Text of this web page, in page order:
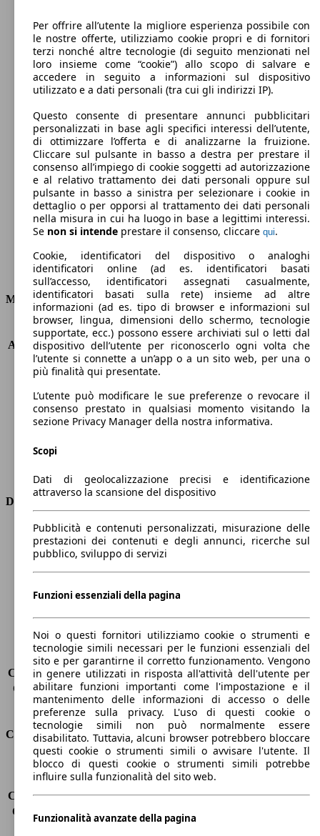
Benzina
Carburante
156 g/km
Emissioni di CO2 (combinato)*
Consumi
Motore e Prestazioni
KW (PS)
75 kW (102 PS)
Accelerazione (0-100 km/h)
12.7s
Velocità massima (km/h)
170 km/h
Numero di marce
5
Coppia
156 nm
Cilindrata
1598 ccm
Carburante
Benzina
Trasmissione
Dimensioni
Lunghezza
4360 mm
Altezza
1810 mm
Larghezza
Peso massimo
-
Sedili
5
Carico sul tetto
-
Capacità di traino (senza freni) -
Capacità di traino (con freni)
-
Volume del bagagliaio
800 - 3000 l
Consumi
Emissioni di CO2*
156 g/km (komb.)
Consumo (urbano)
-
Consumo (extra-urbano) -
Consumo (combinato)*
6.8 l/100km
Per offrire all’utente la migliore esperienza possibile con
le nostre offerte, utilizziamo cookie propri e di fornitori
terzi nonché altre tecnologie (di seguito menzionati nel
loro insieme come “cookie”) allo scopo di salvare e
accedere in seguito a informazioni sul dispositivo
utilizzato e a dati personali (tra cui gli indirizzi IP).
Questo consente di presentare annunci pubblicitari
personalizzati in base agli specifici interessi dell’utente,
di ottimizzare l’offerta e di analizzarne la fruizione.
Cliccare sul pulsante in basso a destra per prestare il
consenso all’impiego di cookie soggetti ad autorizzazione
e al relativo trattamento dei dati personali oppure sul
pulsante in basso a sinistra per selezionare i cookie in
dettaglio o per opporsi al trattamento dei dati personali
nella misura in cui ha luogo in base a legittimi interessi.
Se non si intende prestare il consenso, cliccare qui.
Cookie, identificatori del dispositivo o analoghi
identificatori online (ad es. identificatori basati
sull’accesso, identificatori assegnati casualmente,
identificatori basati sulla rete) insieme ad altre
informazioni (ad es. tipo di browser e informazioni sul
browser, lingua, dimensioni dello schermo, tecnologie
supportate, ecc.) possono essere archiviati sul o letti dal
dispositivo dell’utente per riconoscerlo ogni volta che
l’utente si connette a un’app o a un sito web, per una o
più finalità qui presentate.
L’utente può modificare le sue preferenze o revocare il
consenso prestato in qualsiasi momento visitando la
sezione Privacy Manager della nostra informativa.
Scopi
Dati di geolocalizzazione precisi e identificazione
attraverso la scansione del dispositivo
Pubblicità e contenuti personalizzati, misurazione delle
prestazioni dei contenuti e degli annunci, ricerche sul
pubblico, sviluppo di servizi
Funzioni essenziali della pagina
Noi o questi fornitori utilizziamo cookie o strumenti e
tecnologie simili necessari per le funzioni essenziali del
sito e per garantirne il corretto funzionamento. Vengono
in genere utilizzati in risposta all'attività dell'utente per
abilitare funzioni importanti come l'impostazione e il
mantenimento delle informazioni di accesso o delle
preferenze sulla privacy. L'uso di questi cookie o
tecnologie simili non può normalmente essere
disabilitato. Tuttavia, alcuni browser potrebbero bloccare
questi cookie o strumenti simili o avvisare l'utente. Il
blocco di questi cookie o strumenti simili potrebbe
influire sulla funzionalità del sito web.
Funzionalità avanzate della pagina